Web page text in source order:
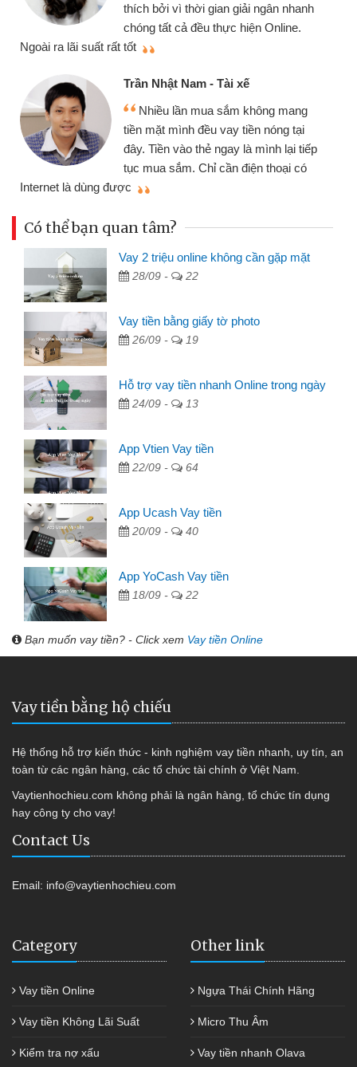
thích bởi vì thời gian giải ngân nhanh
chóng tất cả đều thực hiện Online.
Ngoài ra lãi suất rất tốt
Trần Nhật Nam - Tài xế
Nhiều lần mua sắm không mang
tiền mặt mình đều vay tiền nóng tại
đây. Tiền vào thẻ ngay là mình lại tiếp
tục mua sắm. Chỉ cần điện thoại có
Internet là dùng được
Có thể bạn quan tâm?
Vay 2 triệu online không cần gặp mặt
28/09 - 22
Vay tiền bằng giấy tờ photo
26/09 - 19
Hỗ trợ vay tiền nhanh Online trong ngày
24/09 - 13
App Vtien Vay tiền
22/09 - 64
App Ucash Vay tiền
20/09 - 40
App YoCash Vay tiền
18/09 - 22
Bạn muốn vay tiền? - Click xem Vay tiền Online
Vay tiền bằng hộ chiếu
Hệ thống hỗ trợ kiến thức - kinh nghiệm vay tiền nhanh, uy tín, an
toàn từ các ngân hàng, các tổ chức tài chính ở Việt Nam.
Vaytienhochieu.com không phải là ngân hàng, tổ chức tín dụng
hay công ty cho vay!
Contact Us
Email: info@vaytienhochieu.com
Category
Vay tiền Online
Vay tiền Không Lãi Suất
Kiểm tra nợ xấu
Other link
Ngựa Thái Chính Hãng
Micro Thu Âm
Vay tiền nhanh Olava